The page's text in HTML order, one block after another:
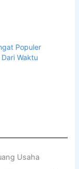
Populer
Waktu
Usaha